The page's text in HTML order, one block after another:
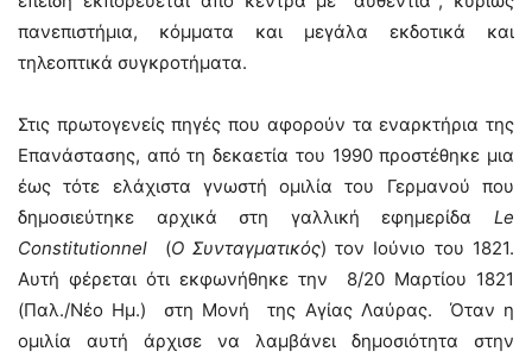
πανεπιστήμια, κόμματα και μεγάλα εκδοτικά και
τηλεοπτικά συγκροτήματα.
Στις πρωτογενείς πηγές που αφορούν τα εναρκτήρια της
Επανάστασης, από τη δεκαετία του 1990 προστέθηκε μια
έως τότε ελάχιστα γνωστή ομιλία του Γερμανού που
δημοσιεύτηκε αρχικά στη γαλλική εφημερίδα Le
Constitutionnel (Ο Συνταγματικός) τον Ιούνιο του 1821.
Αυτή φέρεται ότι εκφωνήθηκε την 8/20 Μαρτίου 1821
(Παλ./Νέο Ημ.) στη Μονή της Αγίας Λαύρας. Όταν η
ομιλία αυτή άρχισε να λαμβάνει δημοσιότητα στην